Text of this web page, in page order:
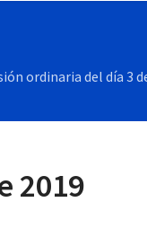
ordinaria del día 3
2019